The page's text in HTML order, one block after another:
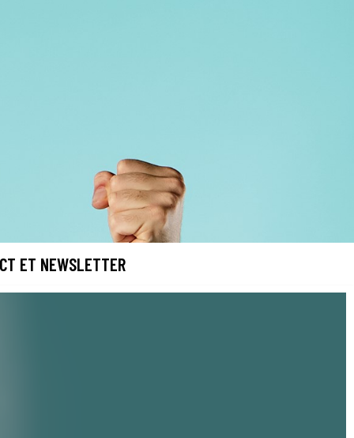
ET NEWSLETTER